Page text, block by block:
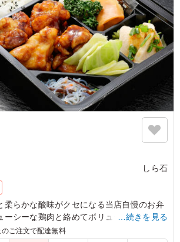
しら石
柔らかな酸味がクセになる当店自慢のお弁
ーシーな鶏肉と絡めてボリュームいっぱい
試しください。
…続きを見る
のご注文で配達無料